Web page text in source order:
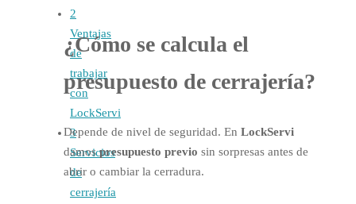
2
Ventajas
de
trabajar
con
LockServi
3
Servicios
de
cerrajería
¿Cómo se calcula el
presupuesto de cerrajería?
Depende de nivel de seguridad. En LockServi
damospresupuesto previo sin sorpresas antes de
abrir o cambiar la cerradura.